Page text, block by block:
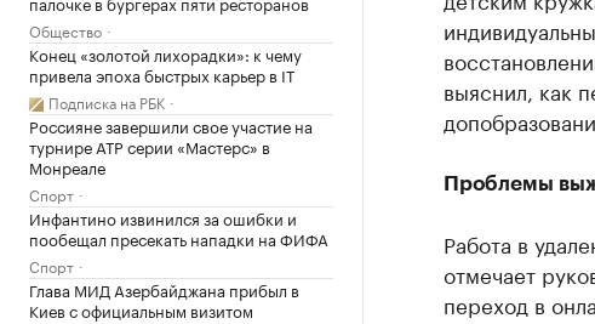
Общество
Конец «золотой лихорадки»: к чему
привела эпоха быстрых карьер в IT
Подписка на РБК
Россияне завершили свое участие на
турнире ATP серии «Мастерс» в
Монреале
Спорт
Инфантино извинился за ошибки и
пообещал пресекать нападки на ФИФА
Спорт
Глава МИД Азербайджана прибыл в
Киев с официальным визитом
выяснил, как
Проблемы
Работа в
отмечает
переход в